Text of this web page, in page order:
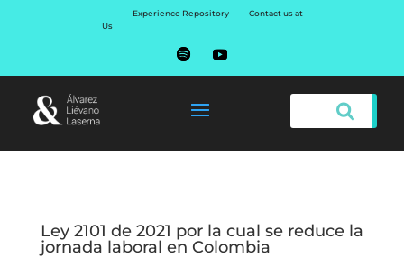
Us
Experience Repository Contact us at
Ley 2101 de 2021 por la cual se reduce la
jornada laboral en Colombia